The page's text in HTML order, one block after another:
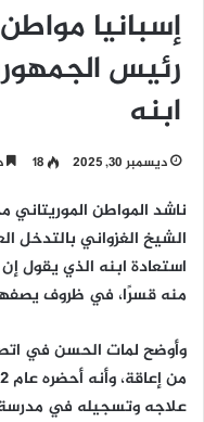
إسبانيا
رئيس
ابنه
ديسمبر 30, 2025 18
ناشد المواطن
الشيخ الغزواني بالتدخل
استعادة ابنه الذي يقول
منه قسرًا، في ظروف يصفها
وأوضح لمات الحسن في
علاجه وتسجيله في مدرسة